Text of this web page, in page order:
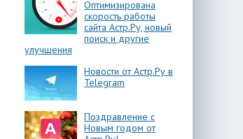
Оптимизирована
скорость работы
сайта Астр.Ру, новый
поиск и другие
улучшения
Новости от Астр.Ру в
Telegram
Поздравление с
Новым годом от